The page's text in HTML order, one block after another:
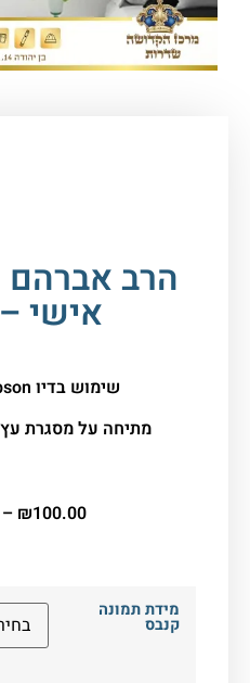
הרב אברהם
אישי
שימוש בדיו Epson מקורי בלבד
מתיחה על מסגרת
₪100.00
–
מידת תמונה
קנבס